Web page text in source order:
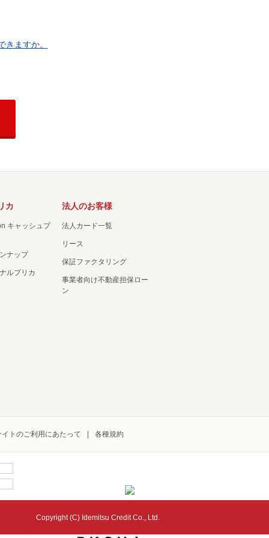
ますか。
カ
キャッシュプ
ナップ
ルプリカ
法人のお客様
法人カード一覧
リース
保証ファクタリング
事業者向け不動産担保ロー
ン
トのご利用にあたって 各種規約
Copyright (C) Idemitsu Credit Co., Ltd.